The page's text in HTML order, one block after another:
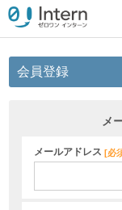
会員登録
メ
メールアドレス [必